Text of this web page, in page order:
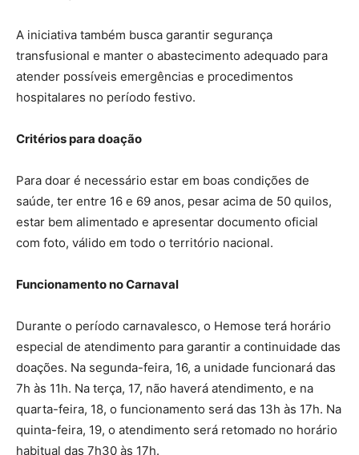
A iniciativa também busca garantir segurança
transfusional e manter o abastecimento adequado para
atender possíveis emergências e procedimentos
hospitalares no período festivo.
Critérios para doação
Para doar é necessário estar em boas condições de
saúde, ter entre 16 e 69 anos, pesar acima de 50 quilos,
estar bem alimentado e apresentar documento oficial
com foto, válido em todo o território nacional.
Funcionamento no Carnaval
Durante o período carnavalesco, o Hemose terá horário
especial de atendimento para garantir a continuidade das
doações. Na segunda-feira, 16, a unidade funcionará das
7h às 11h. Na terça, 17, não haverá atendimento, e na
quarta-feira, 18, o funcionamento será das 13h às 17h. Na
quinta-feira, 19, o atendimento será retomado no horário
habitual das 7h30 às 17h.